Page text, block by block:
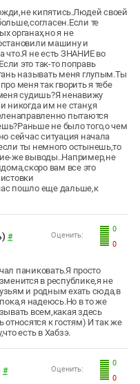
кипятись.Людей своей
те
органах,но я не
машину и
что.Я не есть ЗНАНИЕ во
это так-то поправь
называть меня глупым.Ты
меня так гворить я тебе
судишь?Я ненавижу
никогда им не стану,я
пытаются
не было того,о чем
сейчас ситуация начала
ты немного остынешь,то
же выводы..Например,не
вам все это
пошло еще дальше,к
0
0
Оценить:
#
паниковать.Я просто
в республике,я не
и родным ехать сюда,в
надеюсь.Но в то же
всем,какая здесь
к гостям) И так же
есть в Хабзэ.
0
0
Оценить:
#